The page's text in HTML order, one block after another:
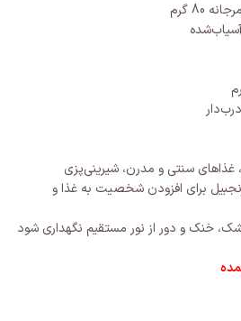
80 گرم
سنتی و مدرن، شیرینی‌پزی
برای افزودن شخصیت به غذا و
خنک و دور از نور مستقیم نگهداری شود